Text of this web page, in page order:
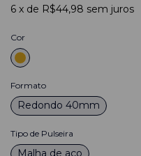
6 x de R$44,98 sem juros
Cor
Formato
Redondo 40mm
Tipo de Pulseira
Malha de aço